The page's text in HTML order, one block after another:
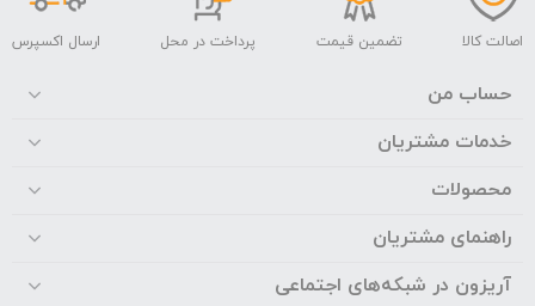
اصالت کالا تضمین قیمت پرداخت در محل ارسال اکسپرس
حساب من
خدمات مشتریان
محصولات
راهنمای مشتریان
آریزون در شبکه‌های اجتماعی